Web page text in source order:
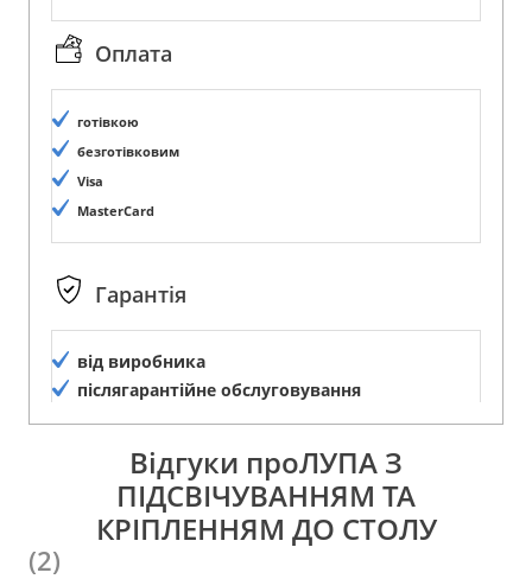
Оплата
готівкою
безготівковим
Visa
MasterCard
Гарантія
від виробника
післягарантійне обслуговування
Відгуки проЛУПА З
ПІДСВІЧУВАННЯМ ТА
КРІПЛЕННЯМ ДО СТОЛУ
(2)